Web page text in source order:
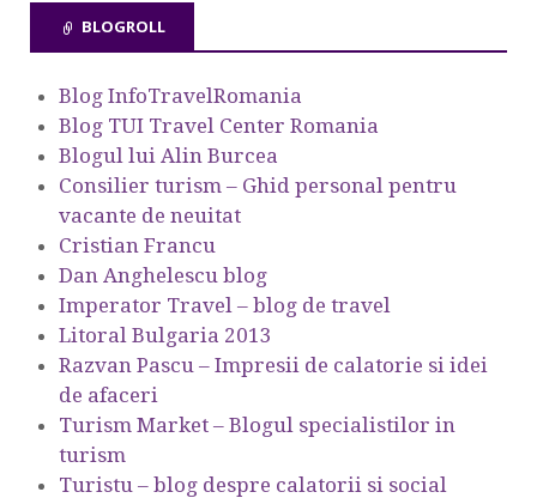
BLOGROLL
Blog InfoTravelRomania
Blog TUI Travel Center Romania
Blogul lui Alin Burcea
Consilier turism – Ghid personal pentru
vacante de neuitat
Cristian Francu
Dan Anghelescu blog
Imperator Travel – blog de travel
Litoral Bulgaria 2013
Razvan Pascu – Impresii de calatorie si idei
de afaceri
Turism Market – Blogul specialistilor in
turism
Turistu – blog despre calatorii si social